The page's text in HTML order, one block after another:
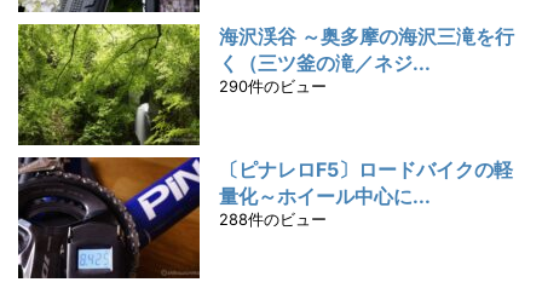
海沢渓谷 ～奥多摩の海沢三滝を行
く（三ツ釜の滝／ネジ...
290件のビュー
〔ピナレロF5〕ロードバイクの軽
量化～ホイール中心に...
288件のビュー